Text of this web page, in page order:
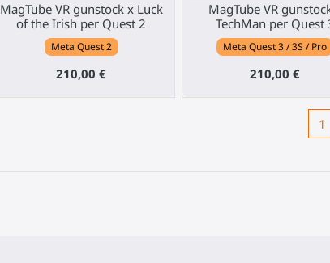
MagTube VR gunstock x Luck
of the Irish per Quest 2
Meta Quest 2
210,00 €
MagTube VR
TechMan per Quest
Meta Quest 3 / 3S / Pro
210,00 €
1